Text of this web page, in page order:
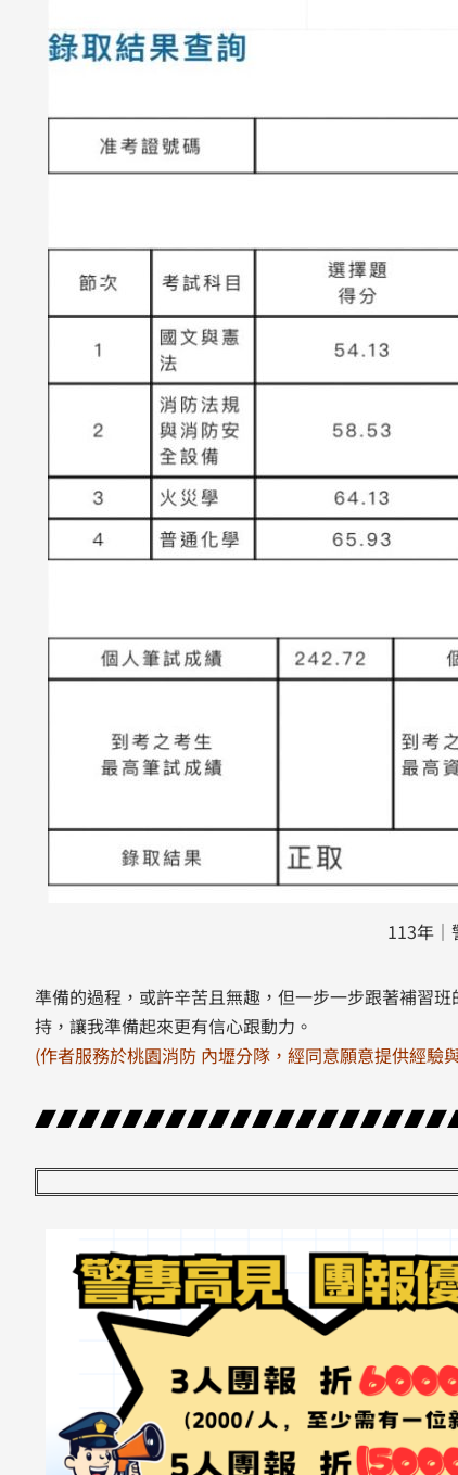
113年｜
準備的過程，或許辛苦且無趣，但一步一步跟著補習
持，讓我準備起來更有信心跟動力。
(作者服務於桃園消防 內壢分隊，經同意願意提供經驗